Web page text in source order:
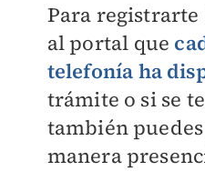
Para
al portal que
telefonía ha
trámite o si se
también
manera